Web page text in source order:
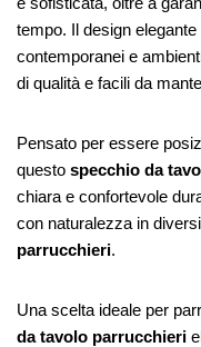
tempo. Il design
contemporanei e
di qualità e facili da
Pensato per essere
questo specchio da
chiara e confortevole
con naturalezza in
parrucchieri.
Una scelta ideale per
da tavolo parrucchieri